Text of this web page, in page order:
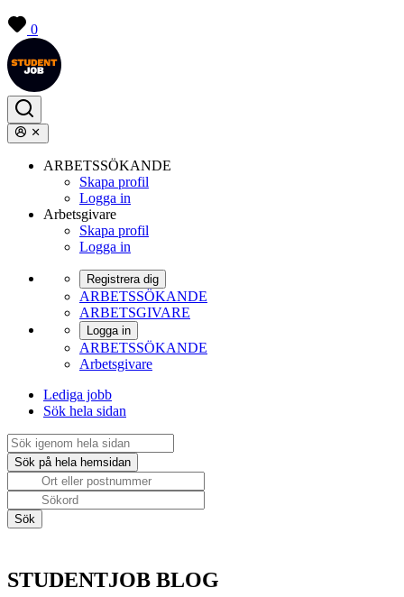
0
ARBETSSÖKANDE
Skapa profil
Logga in
Arbetsgivare
Skapa profil
Logga in
Registrera dig
ARBETSSÖKANDE
ARBETSGIVARE
Logga in
ARBETSSÖKANDE
Arbetsgivare
Lediga jobb
Sök hela sidan
STUDENTJOB BLOG